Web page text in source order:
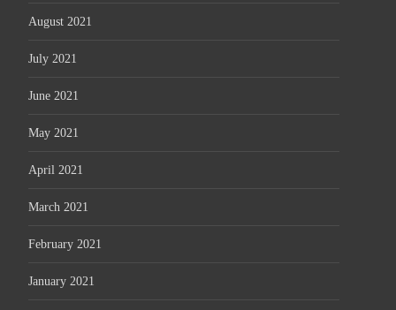
August 2021
July 2021
June 2021
May 2021
April 2021
March 2021
February 2021
January 2021